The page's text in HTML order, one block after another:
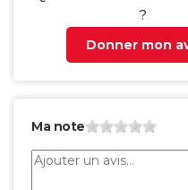
?
Donner mon
Ma note